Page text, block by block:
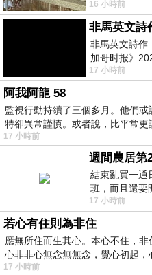
顧都會去看一
16 小時前
非馬英文詩
非馬英文詩作
加哥时报》
17 小時前
阿我阿龍 58
監視行動持續了三個多月。他們
特卻異常謹慎。或者說，比平常
17 小時前
結束亂買一通
班，而且還要
花不少錢，星
17 小時前
若心有住則為非住
應無所住而生其心。本心不住，
心非非心無念無無念，覺心初起
17 小時前